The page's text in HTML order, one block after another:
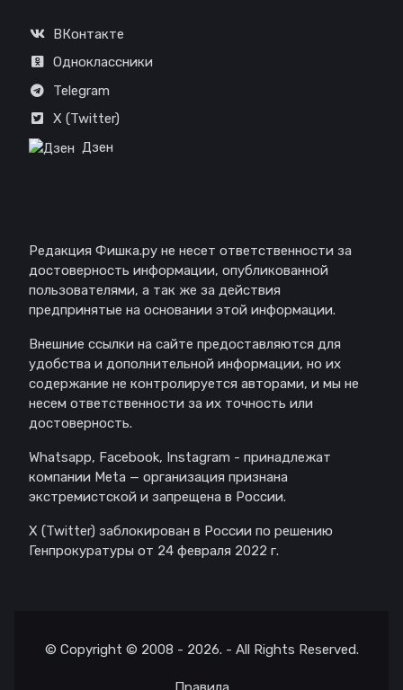
ВКонтакте
Одноклассники
Telegram
X (Twitter)
Дзен
Редакция Фишка.ру не несет ответственности за
достоверность информации, опубликованной
пользователями, а так же за действия
предпринятые на основании этой информации.
Внешние ссылки на сайте предоставляются для
удобства и дополнительной информации, но их
содержание не контролируется авторами, и мы не
несем ответственности за их точность или
достоверность.
Whatsapp, Facebook, Instagram - принадлежат
компании Meta — организация признана
экстремистской и запрещена в России.
X (Twitter) заблокирован в России по решению
Генпрокуратуры от 24 февраля 2022 г.
© Copyright © 2008 - 2026. - All Rights Reserved.